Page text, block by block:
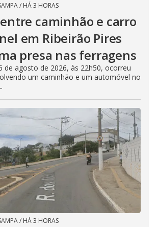
/ HÁ 3 HORAS
caminhão e carro
em Ribeirão Pires
presa nas ferragens
de agosto de 2026, às 22h50, ocorreu
um caminhão e um automóvel no
/ HÁ 3 HORAS